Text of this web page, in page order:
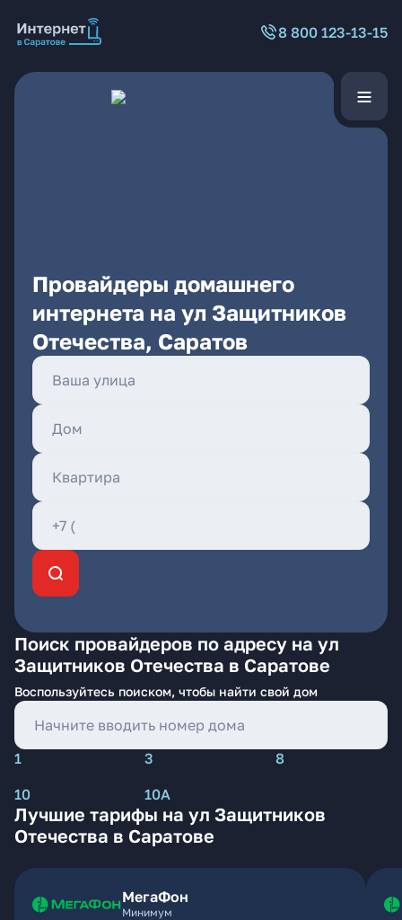
8 800 123-13-15
Провайдеры домашнего
интернета на ул Защитников
Отечества, Саратов
Поиск провайдеров по адресу на ул
Защитников Отечества в Саратове
Воспользуйтесь поиском, чтобы найти свой дом
1 3
8
10
10А
Лучшие тарифы на ул Защитников
Отечества в Саратове
МегаФон
Минимум